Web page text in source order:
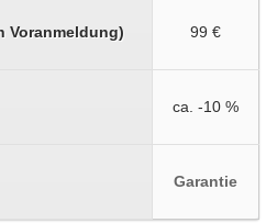
Voranmeldung) 99 €
ca. -10 %
Garantie